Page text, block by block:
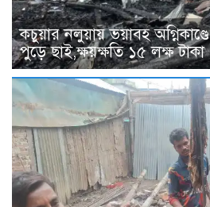
কচুয়ার নলুয়ায় ভয়াবহ
পুড়ে ছাই,ক্ষয়ক্ষতি ১৫ লক্ষ টাকা